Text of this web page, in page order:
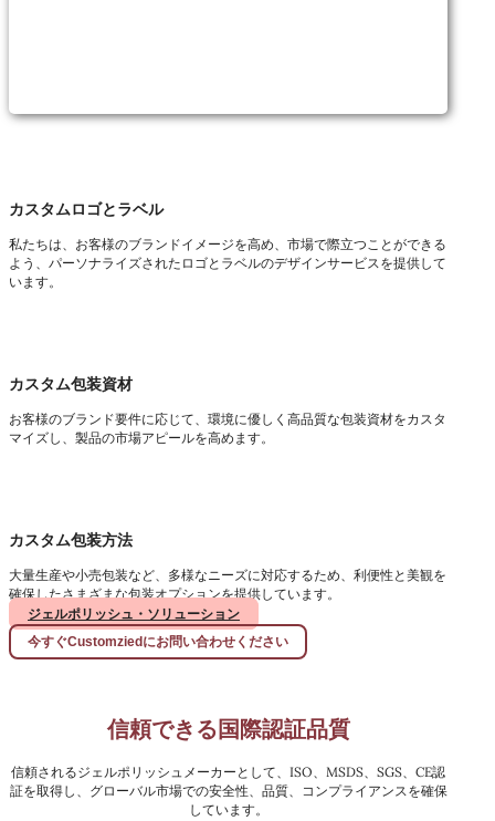
カスタムロゴとラベル
私たちは、お客様のブランドイメージを高め、市場で際立つことができる
よう、パーソナライズされたロゴとラベルのデザインサービスを提供して
います。
カスタム包装資材
お客様のブランド要件に応じて、環境に優しく高品質な包装資材をカスタ
マイズし、製品の市場アピールを高めます。
カスタム包装方法
大量生産や小売包装など、多様なニーズに対応するため、利便性と美観を
確保したさまざまな包装オプションを提供しています。
ジェルポリッシュ・ソリューション
今すぐCustomziedにお問い合わせください
信頼できる国際認証品質
信頼されるジェルポリッシュメーカーとして、ISO、MSDS、SGS、CE認
証を取得し、グローバル市場での安全性、品質、コンプライアンスを確保
しています。